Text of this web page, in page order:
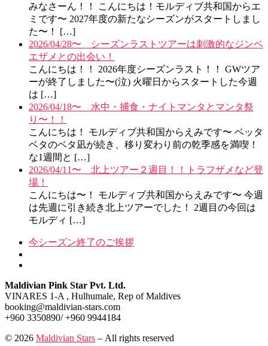
みなさーん！！ こんにちは！モルディブ共和国からエ
ミです〜 2027年度の新たなシーズンがスタートしまし
た〜！ […]
2026/04/28〜 シーズンラストツアーは刺激的なジンベ
エザメとの出会い！
こんにちは！！ 2026年度シーズンラスト！！ GWツア
ーが終了しました〜(泣) 火曜日からスタートした今週
は […]
2026/04/18〜 水中・捕食・ナイトマンタとマンタ祭
り〜！！
こんにちは！ モルディブ共和国からえみです〜 ベッタ
ベタのベタ凪が続き、移り変わり前の乾季感を満喫！
な1週間と […]
2026/04/11〜 北上ツアー２週目！！トラフザメなど登
場！
こんにちは〜！ モルディブ共和国からえみです〜 今週
は先週に引き続き北上ツアーでした！ 2週目の今回は
モルディ […]
Post
navigation
Previous
今シーズン終了のご挨拶
list
Maldivian Pink Star Pvt. Ltd.
VINARES 1-A , Hulhumale, Rep of Maldives
booking@maldivian-stars.com
+960 3350890/ +960 9944184
© 2026 Maldivian Stars – All rights reserved